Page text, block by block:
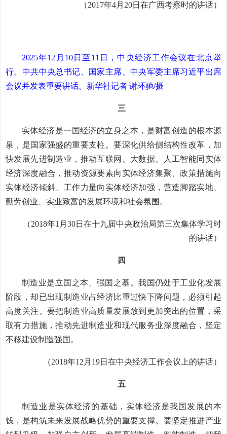
（2017年4月20日在广西考察时的讲话）
2025年12月10日至11日，中央经济工作会议在北京举
行。中共中央总书记、国家主席、中央军委主席习近平出席
会议并发表重要讲话。新华社记者 谢环驰/摄
三
实体经济是一国经济的立身之本，是财富创造的根本源
泉，是国家强盛的重要支柱。要深化供给侧结构性改革，加
快发展先进制造业，推动互联网、大数据、人工智能同实体
经济深度融合，推动资源要素向实体经济集聚、政策措施向
实体经济倾斜、工作力量向实体经济加强，营造脚踏实地、
勤劳创业、实业致富的发展环境和社会氛围。
（2018年1月30日在十九届中央政治局第三次集体学习时
的讲话）
四
制造业是立国之本、强国之基。我国仍处于工业化发展
阶段，却已出现制造业占经济比重过快下降问题，必须引起
高度关注。要把制造业高质量发展放到更加突出的位置，采
取有力措施，推动先进制造业和现代服务业深度融合，坚定
不移建设制造强国。
（2018年12月19日在中央经济工作会议上的讲话）
五
制造业是实体经济的基础，实体经济是我国发展的本
钱，是构筑未来发展战略优势的重要支撑。要坚定推进产业